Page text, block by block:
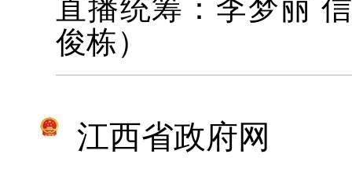
直播统筹：李梦丽
俊栋）
江西省政府网